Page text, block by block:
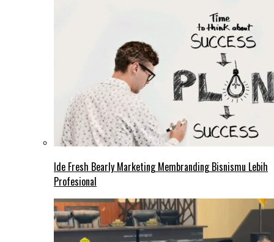
Ide Fresh Bearly Marketing Membranding Bisnismu Lebih
Profesional